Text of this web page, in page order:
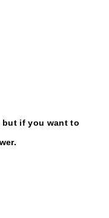
but if you want to